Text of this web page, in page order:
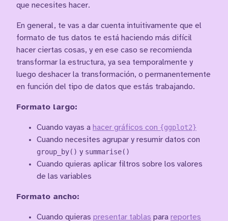
que necesites hacer.
En general, te vas a dar cuenta intuitivamente que el
formato de tus datos te está haciendo más difícil
hacer ciertas cosas, y en ese caso se recomienda
transformar la estructura, ya sea temporalmente y
luego deshacer la transformación, o permanentemente
en función del tipo de datos que estás trabajando.
Formato largo:
Cuando vayas a hacer gráficos con {ggplot2}
Cuando necesites agrupar y resumir datos con
group_by() y summarise()
Cuando quieras aplicar filtros sobre los valores
de las variables
Formato ancho:
Cuando quieras presentar tablas para reportes